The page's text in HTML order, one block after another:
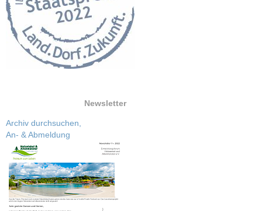
Newsletter
Archiv durchsuchen,
An- & Abmeldung